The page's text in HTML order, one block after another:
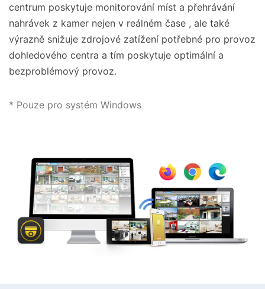
centrum poskytuje monitorování míst a přehrávání
nahrávek z kamer nejen v reálném čase , ale také
výrazně snižuje zdrojové zatížení potřebné pro provoz
dohledového centra a tím poskytuje optimální a
bezproblémový provoz.
* Pouze pro systém Windows